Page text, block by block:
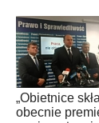
„Obietnice
obecnie